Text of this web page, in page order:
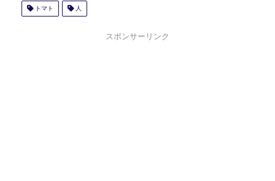
トマト 人
スポンサーリンク